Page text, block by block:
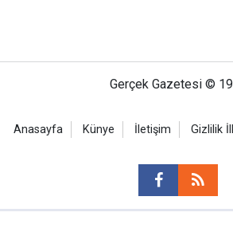
Gerçek Gazetesi ©
Anasayfa Künye İletişim Gizlilik